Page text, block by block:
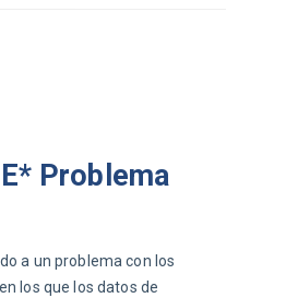
Problema
a un problema con los
los que los datos de